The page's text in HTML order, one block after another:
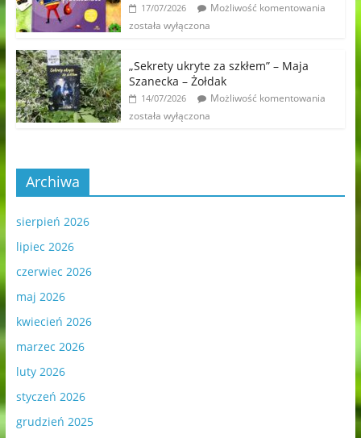
17/07/2026
Możliwość komentowania
została wyłączona
„Sekrety ukryte za szkłem” – Maja
Szanecka – Żołdak
14/07/2026
Możliwość komentowania
została wyłączona
Archiwa
sierpień 2026
lipiec 2026
czerwiec 2026
maj 2026
kwiecień 2026
marzec 2026
luty 2026
styczeń 2026
grudzień 2025